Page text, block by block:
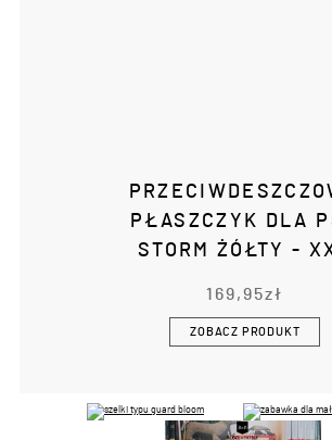
PŁASZCZYK DLA
STORM ŻÓŁTY -
169,95zł
ZOBACZ PRODUKT